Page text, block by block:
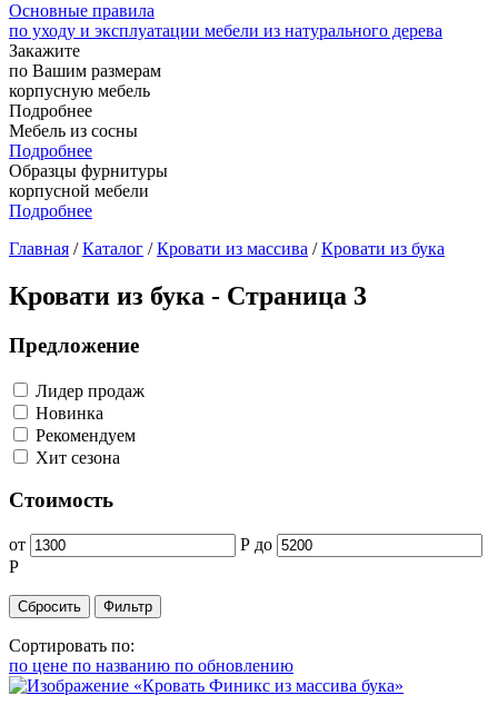
Основные правила
по уходу и эксплуатации мебели из натурального дерева
Закажите
по Вашим размерам
корпусную мебель
Подробнее
Мебель из сосны
Подробнее
Образцы фурнитуры
корпусной мебели
Подробнее
Главная /Каталог /Кровати из массива /Кровати из бука
Кровати из бука - Страница 3
Предложение
Лидер продаж
Новинка
Рекомендуем
Хит сезона
Стоимость
от Р до
Р
Сортировать по:
по цене по названию по обновлению